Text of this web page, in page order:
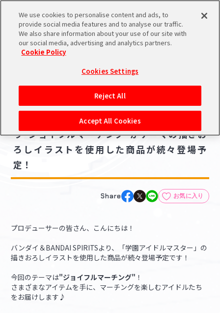
スケジュール 検索
バンダイナムコIDで
アイドルマスター ポータルへの登録について
シリアルコード・
あいことば
活動履歴
閲覧履歴・購入履歴 Pレポ
チェックイン お気に入り
マイデスク設定変更 バンダイナムコID Link設定
ニュース
グッズ
2025.07.16
【学マス】バンダイ＆BANDAI SPIRITSよ
り"ジョイフルマーチング"がテーマの描きお
ろしイラストを使用した商品が続々登場予
定！
Share お気に入り
プロデューサーの皆さん、こんにちは！
バンダイ＆BANDAI SPIRITSより、「学園アイドルマスター」の
描きおろしイラストを使用した商品が続々登場予定です！
今回のテーマは"ジョイフルマーチング" ！
さまざまなアイテムを手に、マーチングを楽しむアイドルたち
をお届けします♪
We use cookies to personalise content and ads, to
provide social media features and to analyse our traffic.
We also share information about your use of our site with
our social media, advertising and analytics partners.
Cookie Policy
Cookies Settings
Reject All
Accept All Cookies